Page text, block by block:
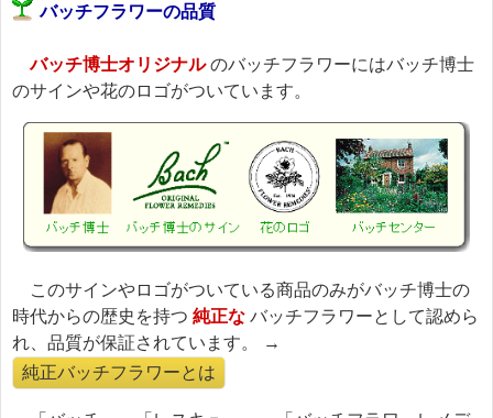
バッチフラワーの品質
バッチ博士オリジナルのバッチフラワーにはバッチ博士
のサインや花のロゴがついています。
このサインやロゴがついている商品のみがバッチ博士の
時代からの歴史を持つ 純正な バッチフラワーとして認めら
れ、品質が保証されています。 →
純正バッチフラワーとは